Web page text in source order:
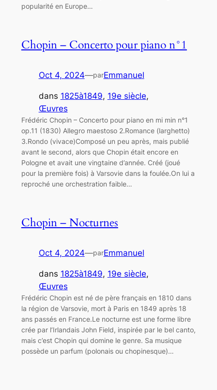
popularité en Europe…
Chopin – Concerto pour piano n°1
Oct 4, 2024—parEmmanuel
dans 1825à1849, 19e siècle
Œuvres
Frédéric Chopin – Concerto pour piano en mi min n°1
op.11 (1830) Allegro maestoso 2.Romance (larghetto)
3.Rondo (vivace)Composé un peu après, mais publié
avant le second, alors que Chopin était encore en
Pologne et avait une vingtaine d’année. Créé (joué
pour la première fois) à Varsovie dans la foulée.On lui a
reproché une orchestration faible…
Chopin – Nocturnes
Oct 4, 2024—parEmmanuel
dans 1825à1849, 19e siècle
Œuvres
Frédéric Chopin est né de père français en 1810 dans
la région de Varsovie, mort à Paris en 1849 après 18
ans passés en France.Le nocturne est une forme libre
crée par l’Irlandais John Field, inspirée par le bel canto,
mais c’est Chopin qui domine le genre. Sa musique
possède un parfum (polonais ou chopinesque)…